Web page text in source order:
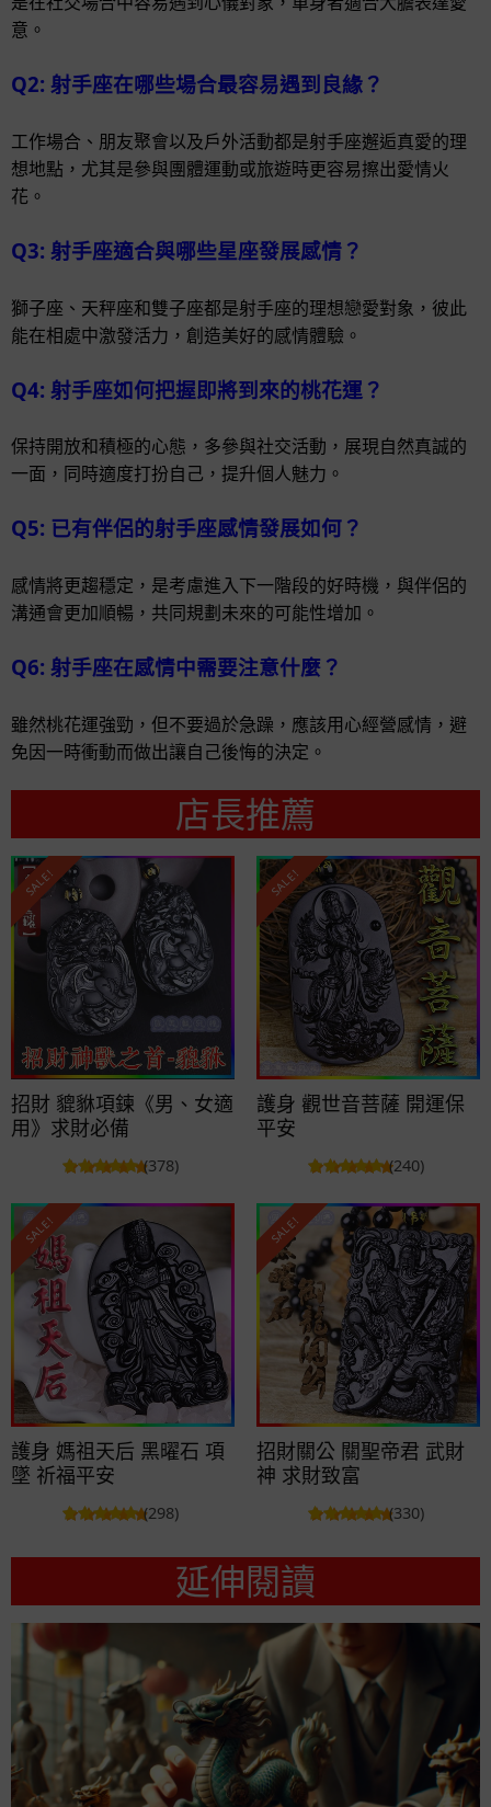
意。
Q2: 射手座在哪些場合最容易遇到良緣？
工作場合、朋友聚會以及戶外活動都是射手座邂逅真愛的理
想地點，尤其是參與團體運動或旅遊時更容易擦出愛情火
花。
Q3: 射手座適合與哪些星座發展感情？
獅子座、天秤座和雙子座都是射手座的理想戀愛對象，彼此
能在相處中激發活力，創造美好的感情體驗。
Q4: 射手座如何把握即將到來的桃花運？
保持開放和積極的心態，多參與社交活動，展現自然真誠的
一面，同時適度打扮自己，提升個人魅力。
Q5: 已有伴侶的射手座感情發展如何？
感情將更趨穩定，是考慮進入下一階段的好時機，與伴侶的
溝通會更加順暢，共同規劃未來的可能性增加。
Q6: 射手座在感情中需要注意什麼？
雖然桃花運強勁，但不要過於急躁，應該用心經營感情，避
免因一時衝動而做出讓自己後悔的決定。
店長推薦
SALE!
招財 貔貅項鍊《男、女適
用》求財必備
(378)
SALE!
護身 觀世音菩薩 開運保
平安
(240)
SALE!
護身 媽祖天后 黑曜石 項
墜 祈福平安
(298)
SALE!
招財關公 關聖帝君 武財
神 求財致富
(330)
延伸閱讀